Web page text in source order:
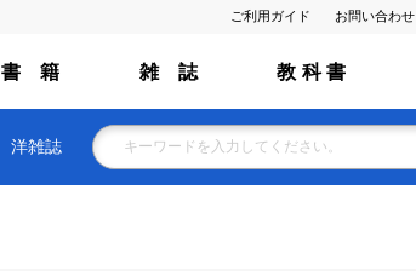
ご利用ガイド お問い合わせ
書 籍 雑 誌 教 科 書
洋雑誌